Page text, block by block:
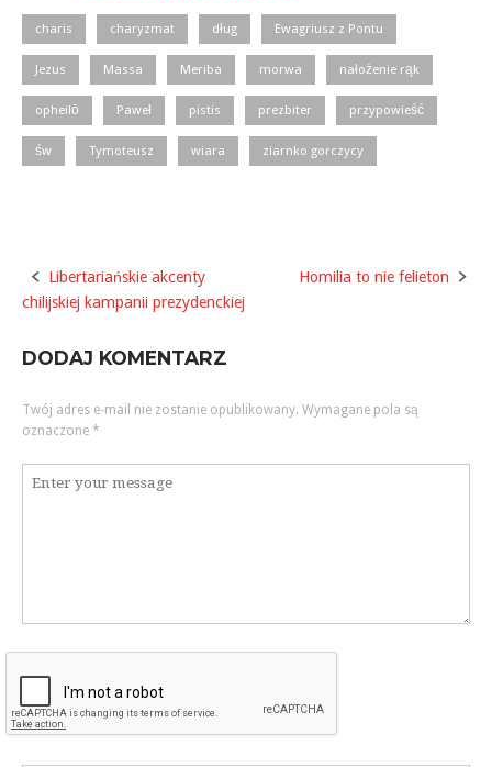
charis charyzmat dług Ewagriusz z Pontu
Jezus Massa Meriba morwa nałożenie rąk
opheilō Paweł pistis prezbiter przypowieść
św Tymoteusz wiara ziarnko gorczycy
Post
Libertariańskie akcenty
chilijskiej kampanii prezydenckiej
Homilia to nie felieton
DODAJ KOMENTARZ
Twój adres e-mail nie zostanie opublikowany. Wymagane pola są
oznaczone *
Komentarz